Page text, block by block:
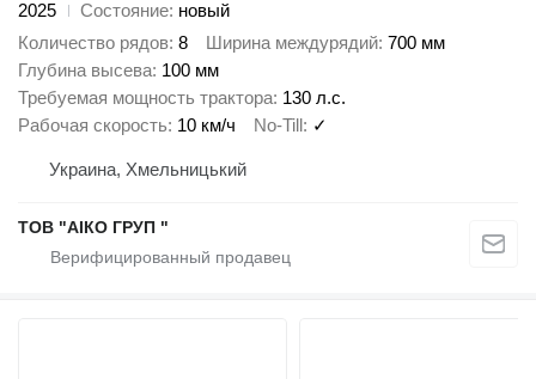
2025 Состояние новый
Количество рядов 8 Ширина междурядий 700 мм
Глубина высева 100 мм
Требуемая мощность трактора 130 л.с.
Рабочая скорость 10 км/ч No-Till ✓
Украина, Хмельницький
ТОВ "АІКО ГРУП "